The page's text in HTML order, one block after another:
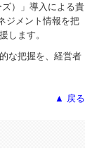
）」導入による貴
ジメント情報を把
します。
な把握を、経営者
▲ 戻る